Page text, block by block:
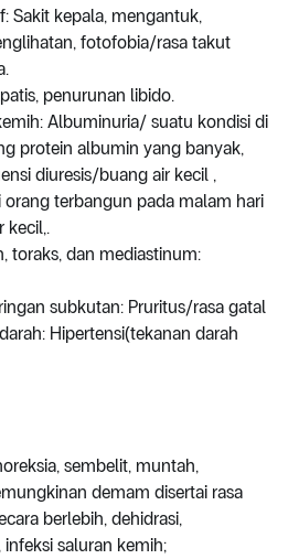
Sakit kepala, mengantuk,
fotofobia/rasa takut
penurunan libido.
Albuminuria/ suatu kondisi di
protein albumin yang banyak,
diuresis/buang air kecil ,
terbangun pada malam hari
kecil,.
toraks, dan mediastinum:
subkutan: Pruritus/rasa gatal
Hipertensi(tekanan darah
sembelit, muntah,
demam disertai rasa
berlebih, dehidrasi,
saluran kemih;